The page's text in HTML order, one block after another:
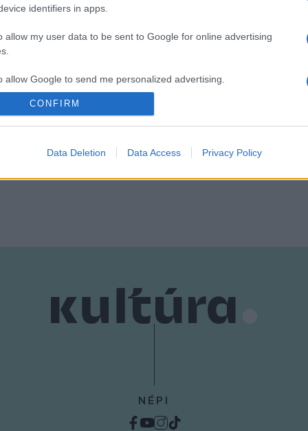
identifiers in apps.
allow my user data to be sent to Google for online advertising
allow Google to send me personalized advertising.
allow Google to enable storage related to analytics like cookies on
identifiers in apps.
allow Google to enable storage related to functionality of the website
CONFIRM
Data Deletion Data Access Privacy Policy
17-én este a 70.
cannes-i filmfesztivál.
alkotással és egy magyar
(Official Selection)
vezeti a listát a meghívott
illetően a közép-európai
megrendezendő 70.
Filmfesztivál hivatalos
Mundruczó Kornél Jupiter
filmje az Arany Pálmáért
pedig az Un Certain regard
válogatásba került be –
NÉPI